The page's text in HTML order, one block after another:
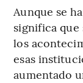
Aunque se
significa que
los
esas
aumentado